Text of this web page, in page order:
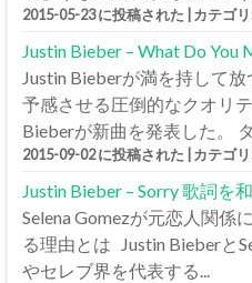
2015-05-23 に投稿された カテゴ
Justin Bieber – What Do You
Justin Bieberが満を持して
予感させる圧倒的なクオリ
Bieberが新曲を発表した。
2015-09-02 に投稿された カテゴ
Justin Bieber – Sorry 歌詞を
Selena Gomezが元恋人関係
る理由とは Justin Bieberと
やセレブ界を代表する...